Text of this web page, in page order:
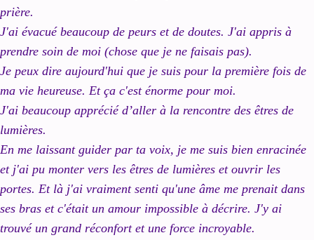
prière.
J'ai évacué beaucoup de peurs et de doutes. J'ai appris à
prendre soin de moi (chose que je ne faisais pas).
Je peux dire aujourd'hui que je suis pour la première fois de
ma vie heureuse. Et ça c'est énorme pour moi.
J'ai beaucoup apprécié d’aller à la rencontre des êtres de
lumières.
En me laissant guider par ta voix, je me suis bien enracinée
et j'ai pu monter vers les êtres de lumières et ouvrir les
portes. Et là j'ai vraiment senti qu'une âme me prenait dans
ses bras et c'était un amour impossible à décrire. J'y ai
trouvé un grand réconfort et une force incroyable.